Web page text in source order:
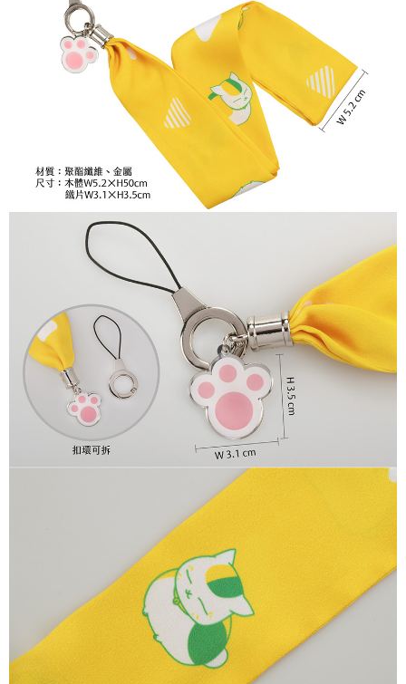
(不開放使用，請勿選取）
NT$9,999/pesanan
NT$65/pesanan | Penghantaran percuma untuk pesanan
付款後7-11取貨
NT$65/pesanan | Penghantaran percuma untuk pesanan
NT$1,300 atau lebih
宅配-木棉花樂園專用
NT$100/pesanan | Penghantaran percuma untuk pesanan
宅配-離島(澎湖/金門/馬祖)-木棉花樂園專用
NT$220/pesanan
黑貓宅配-貨到付款
NT$150/pesanan